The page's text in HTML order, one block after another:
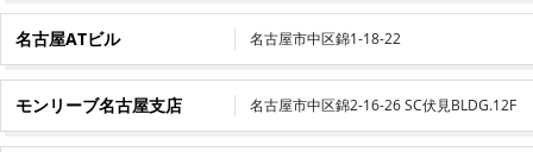
名古屋ATビル 名古屋市中区錦1-18-22
モンリーブ名古屋支店 名古屋市中区錦2-16-26 SC伏見BLDG.12F